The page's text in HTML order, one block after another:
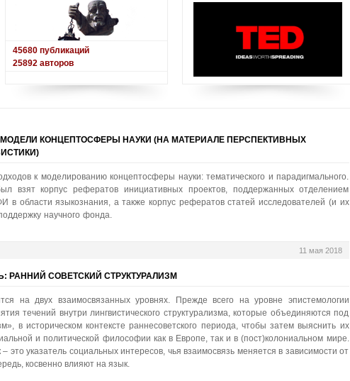
45680публикаций
25892авторов
КОНЦЕПТОСФЕРЫ НАУКИ (НА МАТЕРИАЛЕ ПЕРСПЕКТИВНЫХ
к моделированию концептосферы науки: тематического и парадигмального.
взят корпус рефератов инициативных проектов, поддержанных отделением
в области языкознания, а также корпус рефератов статей исследователей (и их
научного фонда.
11 мая 2018
РАННИЙ СОВЕТСКИЙ СТРУКТУРАЛИЗМ
на двух взаимосвязанных уровнях. Прежде всего на уровне эпистемологии
течений внутри лингвистического структурализма, которые объединяются под
в историческом контексте раннесоветского периода, чтобы затем выяснить их
и политической философии как в Европе, так и в (пост)колониальном мире.
это указатель социальных интересов, чья взаимосвязь меняется в зависимости от
косвенно влияют на язык.